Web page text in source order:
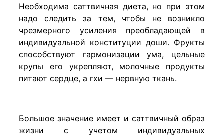
Необходима саттвичная диета, но при этом
надо следить за тем, чтобы не возникло
чрезмерного усиления преобладающей в
индивидуальной конституции доши. Фрукты
способствуют гармонизации ума, цельные
крупы его укрепляют, молочные продукты
питают сердце, а гхи — нервную ткань.
Большое значение имеет и саттвичный образ
жизни с учетом индивидуальных